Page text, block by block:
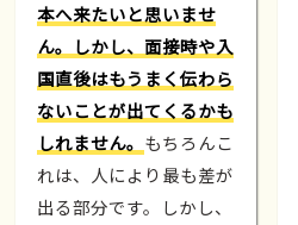
本へ来たいと思いませ
ん。しかし、面接時や入
国直後はもうまく伝わら
ないことが出てくるかも
しれません。 もちろんこ
れは、人により最も差が
出る部分です。しかし、